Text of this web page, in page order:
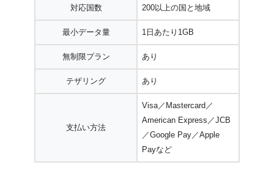
対応国数 200以上の国と地域
最小データ量 1日あたり1GB
無制限プラン あり
テザリング あり
支払い方法
Visa／Mastercard／
American Express／JCB
／Google Pay／Apple
Payなど